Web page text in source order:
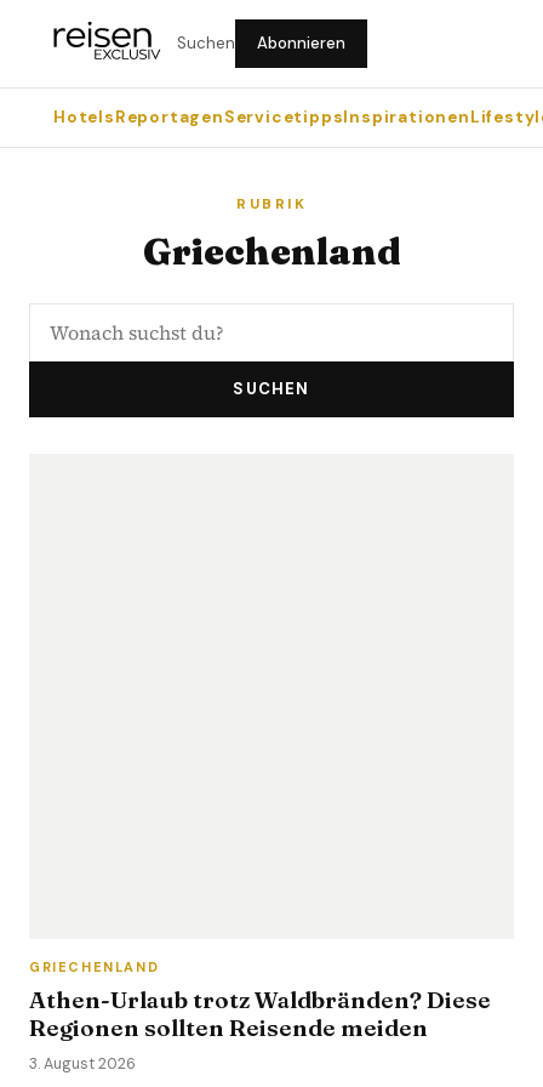
Suchen Abonnieren
HotelsReportagenServicetippsInspirationen
RUBRIK
Griechenland
SUCHEN
GRIECHENLAND
Athen-Urlaub trotz Waldbränden? Diese
Regionen sollten Reisende meiden
3. August 2026